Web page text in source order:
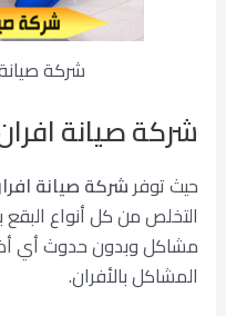
شركة
شركة صيانة
حيث توفرشركة صيانة
التخلص من كل أنواع
مشاكل وبدون حدوث أي
المشاكل بالأفران.